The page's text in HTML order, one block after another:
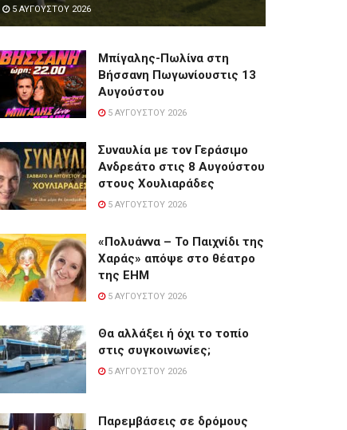
5 ΑΥΓΟΎΣΤΟΥ 2026
Μπίγαλης-Πωλίνα στη
Βήσσανη Πωγωνίουστις 13
Αυγούστου
5 ΑΥΓΟΎΣΤΟΥ 2026
Συναυλία με τον Γεράσιμο
Ανδρεάτο στις 8 Αυγούστου
στους Χουλιαράδες
5 ΑΥΓΟΎΣΤΟΥ 2026
«Πολυάννα – Το Παιχνίδι της
Χαράς» απόψε στο θέατρο
της ΕΗΜ
5 ΑΥΓΟΎΣΤΟΥ 2026
Θα αλλάξει ή όχι το τοπίο
στις συγκοινωνίες;
5 ΑΥΓΟΎΣΤΟΥ 2026
Παρεμβάσεις σε δρόμους